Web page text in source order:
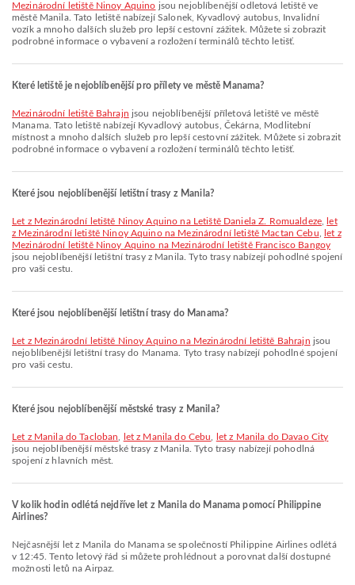
Mezinárodní letiště Ninoy Aquino jsou nejoblíbenější odletová letiště ve
městě Manila. Tato letiště nabízejí Salonek, Kyvadlový autobus, Invalidní
vozík a mnoho dalších služeb pro lepší cestovní zážitek. Můžete si zobrazit
podrobné informace o vybavení a rozložení terminálů těchto letišť.
Které letiště je nejoblíbenější pro přílety ve městě Manama?
Mezinárodní letiště Bahrajn jsou nejoblíbenější příletová letiště ve městě
Manama. Tato letiště nabízejí Kyvadlový autobus, Čekárna, Modlitební
místnost a mnoho dalších služeb pro lepší cestovní zážitek. Můžete si zobrazit
podrobné informace o vybavení a rozložení terminálů těchto letišť.
Které jsou nejoblíbenější letištní trasy z Manila?
let z Mezinárodní letiště Ninoy Aquino na Letiště Daniela Z. Romualdeze,
let
z Mezinárodní letiště Ninoy Aquino na Mezinárodní letiště Mactan Cebu
let z
Mezinárodní letiště Ninoy Aquino na Mezinárodní letiště Francisco Bangoy
jsou nejoblíbenější letištní trasy z Manila. Tyto trasy nabízejí pohodlné spojení
pro vaši cestu.
Které jsou nejoblíbenější letištní trasy do Manama?
let z Mezinárodní letiště Ninoy Aquino na Mezinárodní letiště Bahrajn jsou
nejoblíbenější letištní trasy do Manama. Tyto trasy nabízejí pohodlné spojení
pro vaši cestu.
Které jsou nejoblíbenější městské trasy z Manila?
let z Manila do Tacloban let z Manila do Cebu
let z Manila do Davao City
jsou nejoblíbenější městské trasy z Manila. Tyto trasy nabízejí pohodlná
spojení z hlavních měst.
V kolik hodin odlétá nejdříve let z Manila do Manama pomocí Philippine
Airlines?
Nejčasnější let z Manila do Manama se společností Philippine Airlines odlétá
v 12:45. Tento letový řád si můžete prohlédnout a porovnat další dostupné
možnosti letů na Airpaz.